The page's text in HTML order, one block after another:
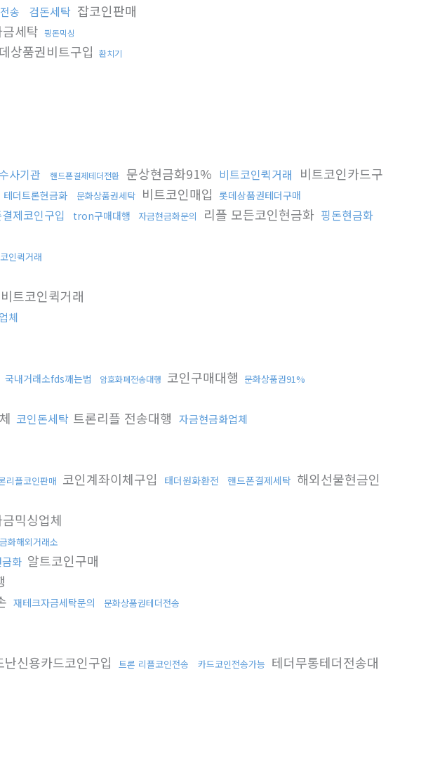
송 검돈세탁 잡코인판매
세탁 핑돈믹싱
상품권비트구입 환치기
사기관 핸드폰결제테더전환 문상현금화91% 비트코인퀵거래 비트코인카드구
테더트론현금화 문화상품권세탁 비트코인매입 롯데상품권테더구매
제코인구입 tron구매대행 자금현금화문의 리플 모든코인현금화 핑돈현금화
인퀵거래
비트코인퀵거래
체
국내거래소fds깨는법 암호화폐전송대행 코인구매대행 문화상품권91%
코인돈세탁 트론리플 전송대행 자금현금화업체
리플코인판매 코인계좌이체구입 태더원화환전 핸드폰결제세탁 해외선물현금인
믹싱업체
화해외거래소
화 알트코인구매
재테크자금세탁문의 문화상품권테더전송
난신용카드코인구입 트론 리플코인전송 카드코인전송가능 테더무통테더전송대